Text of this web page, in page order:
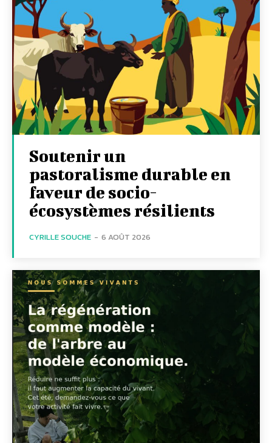
Soutenir un
pastoralisme durable en
faveur de socio-
écosystèmes résilients
CYRILLE SOUCHE - 6 AOÛT 2026